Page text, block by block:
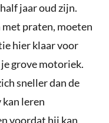
jaar oud zijn.
met praten, moeten
hier klaar voor
grove motoriek.
sneller dan de
leren
voordat hij kan